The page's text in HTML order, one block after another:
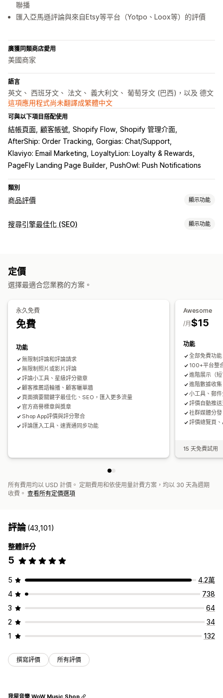
聯播
匯入亞馬遜評論與來自Etsy等平台（Yotpo、Loox等）的評價
廣獲同類商店愛用
美國商家
語言
英文、 西班牙文、 法文、 義大利文、 葡萄牙文 (巴西)，以及 德文
這項應用程式尚未翻譯成繁體中文
可與以下項目搭配使用
結帳頁面 顧客帳號 Shopify Flow Shopify 管理介面
AfterShip: Order Tracking Gorgias: Chat/Support
Klaviyo: Email Marketing
LoyaltyLion: Loyalty & Rewards
PageFly Landing Page Builder
PushOwl: Push Notifications
類別
商品評價 顯示功能
顯示選項
評論收集方式
表單
問卷調查
評論移轉
評論整合
搜尋引擎最佳化 (SEO) 顯示功能
定價
選擇最適合您業務的方案。
永久免費
免費
功能
無限制評論和評論請求
無限制照片或影片評論
評論小工具、星級評分徽章
顧客推薦語輪播、顧客曬單牆
頁面摘要關鍵字最佳化、SEO，匯入更多流量
官方商譽標章與獎章
Shop App評價與評分聚合
評論匯入工具、速賣通同步功能
Awesome
$15
/月
功能
全部免費功能
100+平台整
進階展示（
進階數據收
小工具、郵
評價自動推
社群媒體分
評價總覽頁
15 天免費試用
所有費用均以 USD 計價。 定期費用和依使用量計費方案，均以 30 天為週期
收費。 查看所有定價選項
評論(43,101)
整體評分
5
5
4.2萬
4
738
3
64
2
34
1
132
撰寫評價 所有評價
我屋音樂 WoW Music Shop